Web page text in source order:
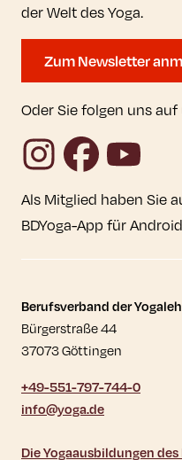
der Welt des Yoga.
Zum Newsletter
Oder Sie folgen uns
InstagramFacebookYouTube
Als Mitglied haben Sie
BDYoga-App für
Kontaktdaten
Berufsverband der
Bürgerstraße 44
37073 Göttingen
+49-551-797-744-0
info@yoga.de
Die Yogaausbildungen des